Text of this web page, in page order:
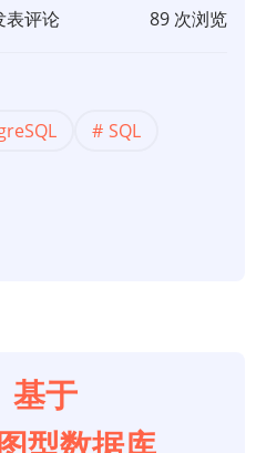
表评论 89 次浏览
SQL
基于